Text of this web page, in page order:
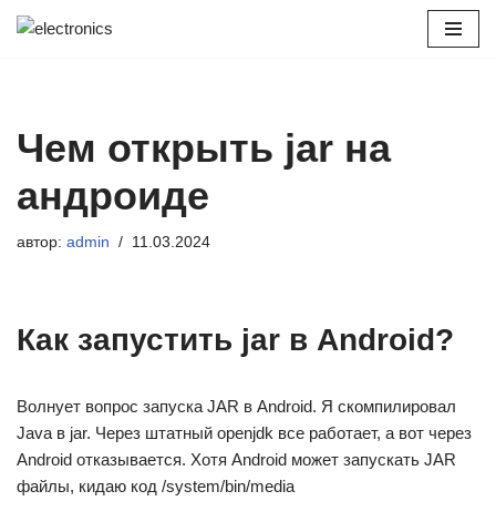
Чем открыть jar на
андроиде
автор: admin 11.03.2024
Как запустить jar в Android?
Волнует вопрос запуска JAR в Android. Я скомпилировал
Java в jar. Через штатный openjdk все работает, а вот через
Android отказывается. Хотя Android может запускать JAR
файлы, кидаю код /system/bin/media